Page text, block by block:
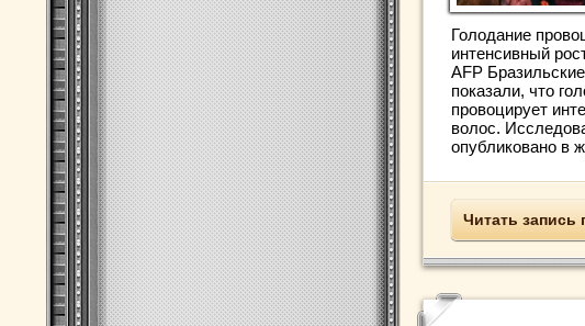
Голодание
интенсивный
AFP
показали, что
провоцирует
волос.
опубликовано в
Читать запись